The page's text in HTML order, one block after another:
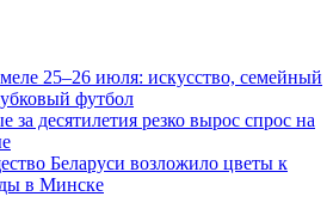
25–26 июля: искусство, семейный
футбол
десятилетия резко вырос спрос на
Беларуси возложило цветы к
в Минске